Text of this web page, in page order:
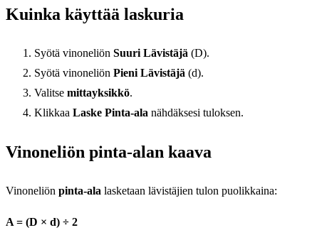
Kuinka käyttää laskuria
Syötä vinoneliön Suuri Lävistäjä (D).
Syötä vinoneliön Pieni Lävistäjä (d).
Valitse mittayksikkö.
Klikkaa Laske Pinta-ala nähdäksesi tuloksen.
Vinoneliön pinta-alan kaava
Vinoneliön pinta-ala lasketaan lävistäjien tulon puolikkaina:
A = (D × d) ÷ 2